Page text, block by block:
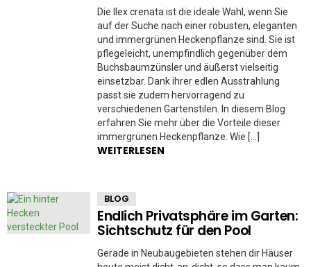
Die Ilex crenata ist die ideale Wahl, wenn Sie
auf der Suche nach einer robusten, eleganten
und immergrünen Heckenpflanze sind. Sie ist
pflegeleicht, unempfindlich gegenüber dem
Buchsbaumzünsler und äußerst vielseitig
einsetzbar. Dank ihrer edlen Ausstrahlung
passt sie zudem hervorragend zu
verschiedenen Gartenstilen. In diesem Blog
erfahren Sie mehr über die Vorteile dieser
immergrünen Heckenpflanze. Wie […]
WEITERLESEN
BLOG
Endlich Privatsphäre im Garten:
Sichtschutz für den Pool
Gerade in Neubaugebieten stehen dir Häuser